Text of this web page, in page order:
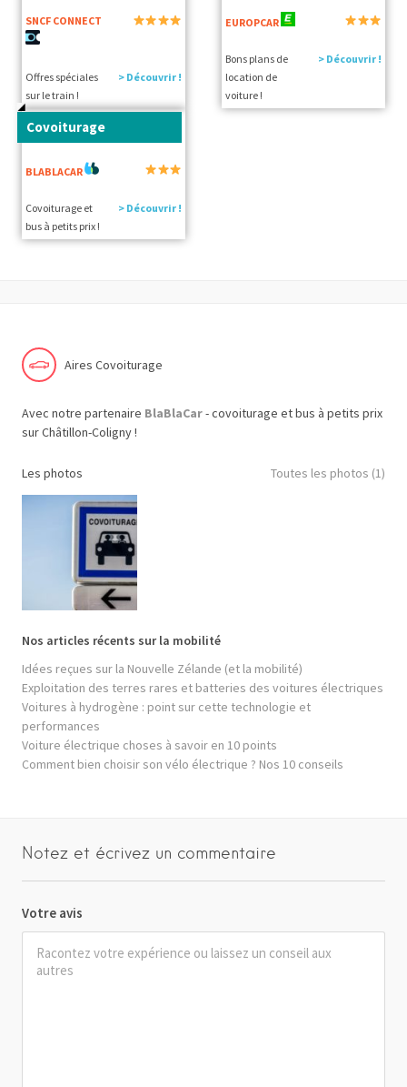
SNCF CONNECT
Offres spéciales
sur le train !
> Découvrir !
EUROPCAR
Bons plans de
location de
voiture !
> Découvrir !
Covoiturage
BLABLACAR
Covoiturage et
bus à petits prix !
> Découvrir !
Aires Covoiturage
Avec notre partenaire BlaBlaCar- covoiturage et bus à petits prix
sur Châtillon-Coligny !
Les photos Toutes les photos (1)
Nos articles récents sur la mobilité
Idées reçues sur la Nouvelle Zélande (et la mobilité)
Exploitation des terres rares et batteries des voitures électriques
Voitures à hydrogène : point sur cette technologie et
performances
Voiture électrique choses à savoir en 10 points
Comment bien choisir son vélo électrique ? Nos 10 conseils
Notez et écrivez un commentaire
Votre avis